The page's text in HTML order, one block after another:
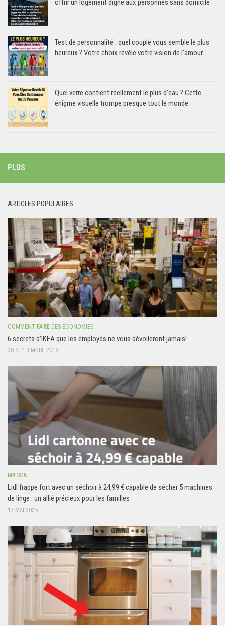
offrir un logement digne aux personnes sans domicile
Test de personnalité : quel couple vous semble le plus
heureux ? Votre choix révèle votre vision de l’amour
Quel verre contient réellement le plus d’eau ? Cette
énigme visuelle trompe presque tout le monde
PLUS
ARTICLES POPULAIRES
COMMENT FAIRE DES ÉCONOMIES
6 secrets d’IKEA que les employés ne vous dévoileront jamais!
28 SEPTEMBRE 2018
MAISON
Lidl frappe fort avec un séchoir à 24,99 € capable de sécher 5 machines
de linge : un allié précieux pour les familles
17 MAI 2025